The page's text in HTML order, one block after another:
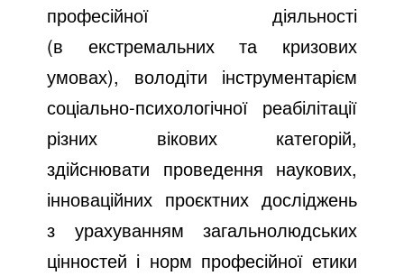
професійної діяльності
(в екстремальних та кризових
умовах), володіти інструментарієм
соціально-психологічної реабілітації
різних вікових категорій,
здійснювати проведення наукових,
інноваційних проєктних досліджень
з урахуванням загальнолюдських
цінностей і норм професійної етики